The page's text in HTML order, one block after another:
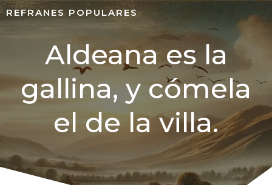
REFRANES POPULARES
Aldeana es la
gallina, y cómela
el de la villa.